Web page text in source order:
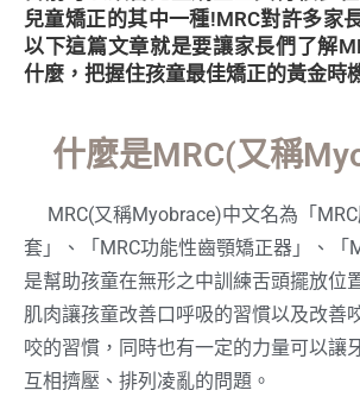
兒童矯正的其中一種!MRC對許多家
以下這篇文章就是要讓家長們了解
什麼，把握住孩童最佳矯正的黃金時
什麼是MRC(又稱
MRC(又稱Myobrace)中文名為「
套」、「MRC功能性齒顎矯正器」、「
是幫助孩童在無形之中訓練舌頭擺放位
肌肉讓孩童改善口呼吸的習慣以及改善
咬的習慣，同時也有一定的力量可以讓
互相擠壓、排列凌亂的問題。